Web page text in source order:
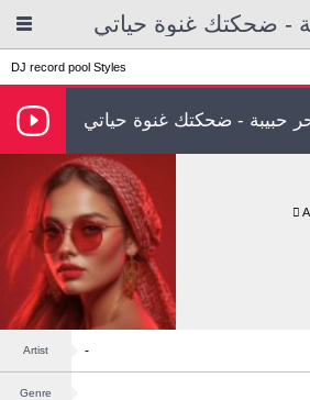
- ضحكتك غنوة حياتي
DJ record pool Styles
Artist -
Genre